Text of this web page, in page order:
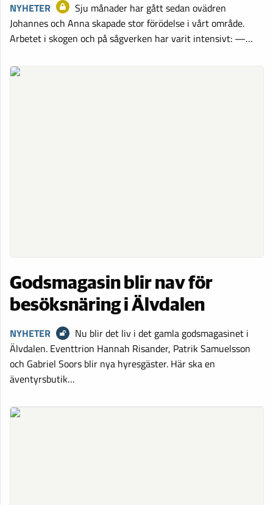
NYHETER
Sju månader har gått sedan ovädren
Johannes och Anna skapade stor förödelse i vårt område.
Arbetet i skogen och på sågverken har varit intensivt: —…
Godsmagasin blir nav för
besöksnäring i Älvdalen
NYHETER
Nu blir det liv i det gamla godsmagasinet i
Älvdalen. Eventtrion Hannah Risander, Patrik Samuelsson
och Gabriel Soors blir nya hyresgäster. Här ska en
äventyrsbutik…